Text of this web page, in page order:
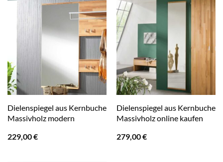
Dielenspiegel aus Kernbuche
Massivholz modern
229,00€
Dielenspiegel aus Kernbuche
Massivholz online kaufen
279,00€